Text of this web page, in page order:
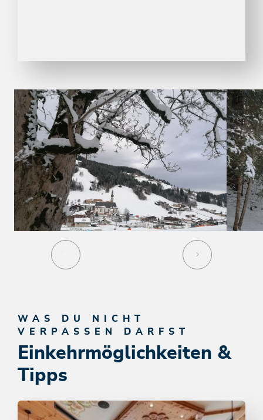
01
04
WAS DU NICHT
VERPASSEN DARFST
Einkehrmöglichkeiten &
Tipps